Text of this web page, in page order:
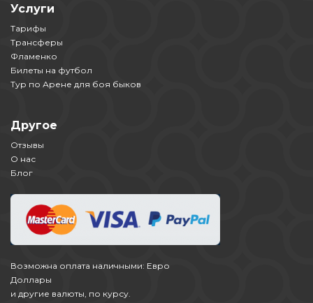
Услуги
Тарифы
Трансферы
Фламенко
Билеты на футбол
Тур по Арене для боя быков
Другое
Отзывы
О нас
Блог
Возможна оплата наличными: Евро
Доллары
и другие валюты, по курсу.